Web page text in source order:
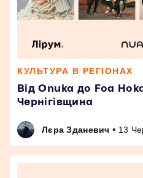
КУЛЬТУРА В РЕГІОНАХ
Від Onuka до Foa
Чернігівщина
Лєра Зданевич • 13